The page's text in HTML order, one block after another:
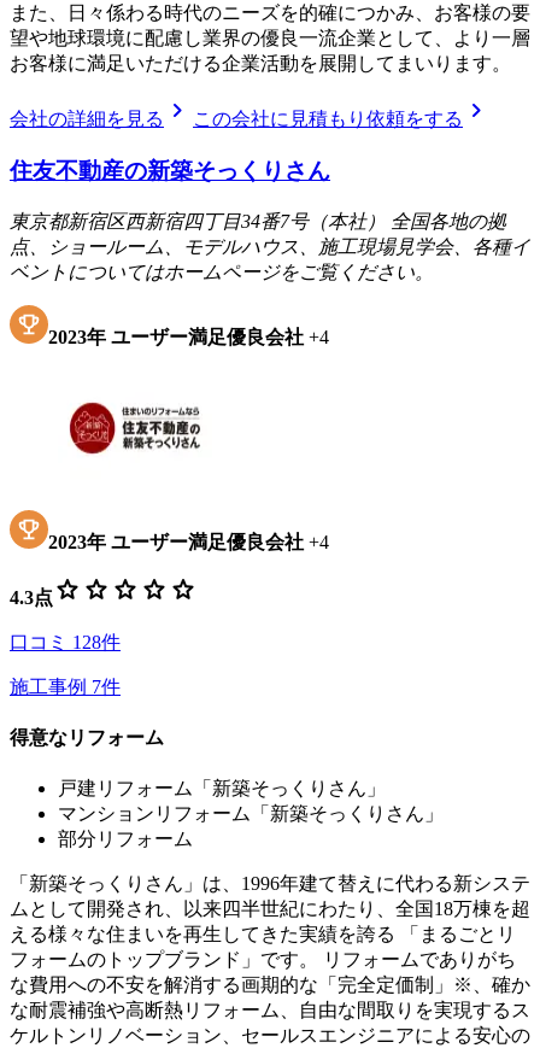
また、日々係わる時代のニーズを的確につかみ、お客様の要
望や地球環境に配慮し業界の優良一流企業として、より一層
お客様に満足いただける企業活動を展開してまいります。
会社の詳細を見る chevron_right この会社に見積もり依頼をする chevron_right
住友不動産の新築そっくりさん
東京都新宿区西新宿四丁目34番7号（本社） 全国各地の拠
点、ショールーム、モデルハウス、施工現場見学会、各種イ
ベントについてはホームページをご覧ください。
2023年 ユーザー満足優良会社 +4
2023年 ユーザー満足優良会社 +4
4.3点 star star star star star
口コミ 128件
施工事例 7件
得意なリフォーム
戸建リフォーム「新築そっくりさん」
マンションリフォーム「新築そっくりさん」
部分リフォーム
「新築そっくりさん」は、1996年建て替えに代わる新システ
ムとして開発され、以来四半世紀にわたり、全国18万棟を超
える様々な住まいを再生してきた実績を誇る 「まるごとリ
フォームのトップブランド」です。 リフォームでありがち
な費用への不安を解消する画期的な「完全定価制」※、確か
な耐震補強や高断熱リフォーム、自由な間取りを実現するス
ケルトンリノベーション、セールスエンジニアによる安心の